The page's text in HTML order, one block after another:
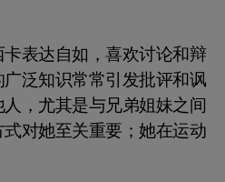
表达自如，喜欢讨论和辩
泛知识常常引发批评和讽
，尤其是与兄弟姐妹之间
对她至关重要；她在运动